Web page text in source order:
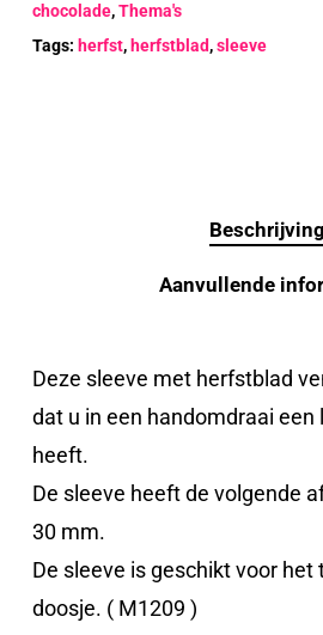
chocolade,Thema's
Tags: herfst, herfstblad,sleeve
Beschrijving
Aanvullende
Deze sleeve met herfstblad
dat u in een handomdraai een
heeft.
De sleeve heeft de volgende
30 mm.
De sleeve is geschikt voor
doosje. ( M1209 )